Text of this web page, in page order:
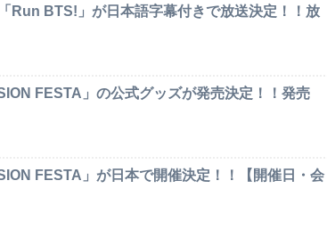
Run BTS!」が日本語字幕付きで放送決定！！放
FESTA」の公式グッズが発売決定！！発売
FESTA」が日本で開催決定！！【開催日・会